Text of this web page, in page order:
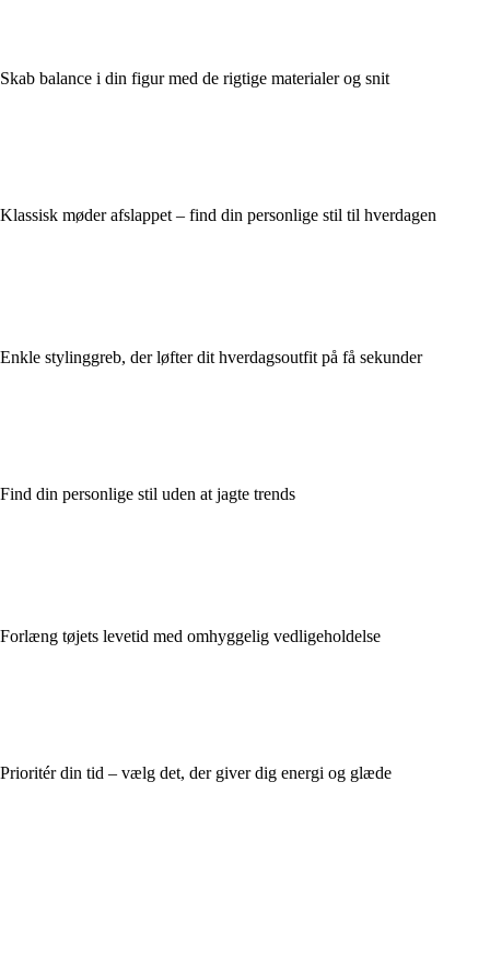
Skab balance i din figur med de rigtige materialer og snit
Klassisk møder afslappet – find din personlige stil til hverdagen
Enkle stylinggreb, der løfter dit hverdagsoutfit på få sekunder
Find din personlige stil uden at jagte trends
Forlæng tøjets levetid med omhyggelig vedligeholdelse
Prioritér din tid – vælg det, der giver dig energi og glæde